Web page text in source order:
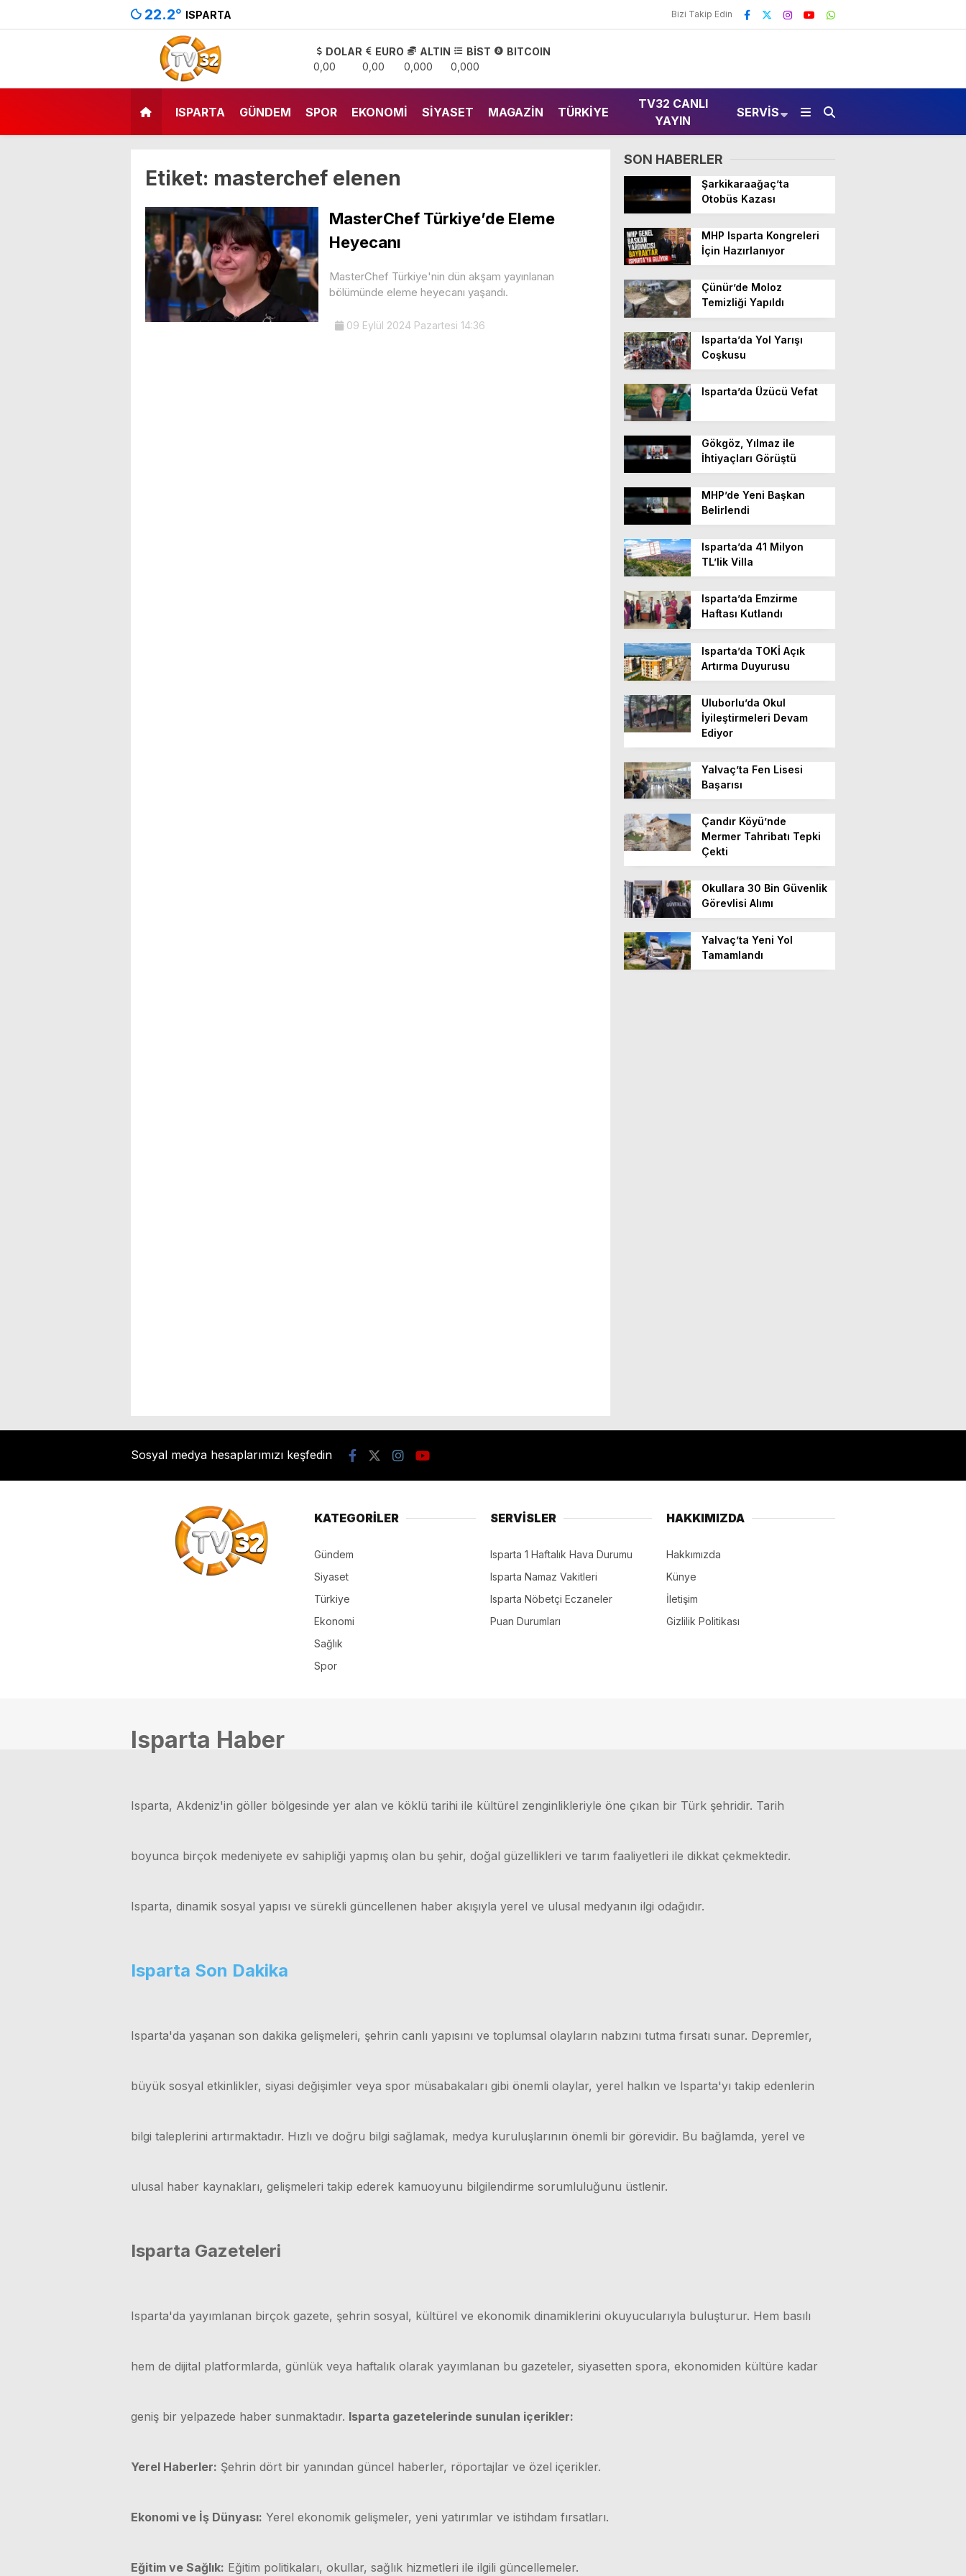
22.2° ISPARTA Bizi Takip Edin
DOLAR
0,00
EURO
0,00
ALTIN
0,000
BİST
0,000
BITCOIN
ISPARTA GÜNDEM SPOR EKONOMI SIYASET MAGAZIN TÜRKIYE
TV32 CANLI
YAYIN
SERVIS
Etiket: masterchef elenen
MasterChef Türkiye’de Eleme
Heyecanı
MasterChef Türkiye'nin dün akşam yayınlanan
bölümünde eleme heyecanı yaşandı.
09 Eylül 2024 Pazartesi 14:36
SON HABERLER
Şarkikaraağaç’ta
Otobüs Kazası
MHP Isparta Kongreleri
İçin Hazırlanıyor
Çünür’de Moloz
Temizliği Yapıldı
Isparta’da Yol Yarışı
Coşkusu
Isparta’da Üzücü Vefat
Gökgöz, Yılmaz ile
İhtiyaçları Görüştü
MHP’de Yeni Başkan
Belirlendi
Isparta’da 41 Milyon
TL’lik Villa
Isparta’da Emzirme
Haftası Kutlandı
Isparta’da TOKİ Açık
Artırma Duyurusu
Uluborlu’da Okul
İyileştirmeleri Devam
Ediyor
Yalvaç’ta Fen Lisesi
Başarısı
Çandır Köyü’nde
Mermer Tahribatı Tepki
Çekti
Okullara 30 Bin Güvenlik
Görevlisi Alımı
Yalvaç’ta Yeni Yol
Tamamlandı
Sosyal medya hesaplarımızı keşfedin
KATEGORİLER
Gündem
Siyaset
Türkiye
Ekonomi
Sağlık
Spor
SERVİSLER
Isparta 1 Haftalık Hava Durumu
Isparta Namaz Vakitleri
Isparta Nöbetçi Eczaneler
Puan Durumları
HAKKIMIZDA
Hakkımızda
Künye
İletişim
Gizlilik Politikası
Isparta Haber
Isparta, Akdeniz'in göller bölgesinde yer alan ve köklü tarihi ile kültürel zenginlikleriyle öne çıkan bir Türk şehridir. Tarih
boyunca birçok medeniyete ev sahipliği yapmış olan bu şehir, doğal güzellikleri ve tarım faaliyetleri ile dikkat çekmektedir.
Isparta, dinamik sosyal yapısı ve sürekli güncellenen haber akışıyla yerel ve ulusal medyanın ilgi odağıdır.
Isparta Son Dakika
Isparta'da yaşanan son dakika gelişmeleri, şehrin canlı yapısını ve toplumsal olayların nabzını tutma fırsatı sunar. Depremler,
büyük sosyal etkinlikler, siyasi değişimler veya spor müsabakaları gibi önemli olaylar, yerel halkın ve Isparta'yı takip edenlerin
bilgi taleplerini artırmaktadır. Hızlı ve doğru bilgi sağlamak, medya kuruluşlarının önemli bir görevidir. Bu bağlamda, yerel ve
ulusal haber kaynakları, gelişmeleri takip ederek kamuoyunu bilgilendirme sorumluluğunu üstlenir.
Isparta Gazeteleri
Isparta'da yayımlanan birçok gazete, şehrin sosyal, kültürel ve ekonomik dinamiklerini okuyucularıyla buluşturur. Hem basılı
hem de dijital platformlarda, günlük veya haftalık olarak yayımlanan bu gazeteler, siyasetten spora, ekonomiden kültüre kadar
geniş bir yelpazede haber sunmaktadır. Isparta gazetelerinde sunulan içerikler:
Yerel Haberler: Şehrin dört bir yanından güncel haberler, röportajlar ve özel içerikler.
Ekonomi ve İş Dünyası: Yerel ekonomik gelişmeler, yeni yatırımlar ve istihdam fırsatları.
Eğitim ve Sağlık: Eğitim politikaları, okullar, sağlık hizmetleri ile ilgili güncellemeler.